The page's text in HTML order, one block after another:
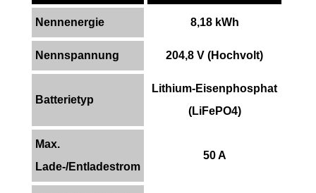
Nennenergie 8,18 kWh
Nennspannung 204,8 V (Hochvolt)
Batterietyp
Lithium-Eisenphosphat
(LiFePO4)
Max.
Lade-/Entladestrom
50 A